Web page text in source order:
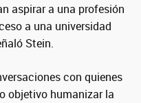
aspirar a una profesión
a una universidad
Stein.
con quienes
objetivo humanizar la